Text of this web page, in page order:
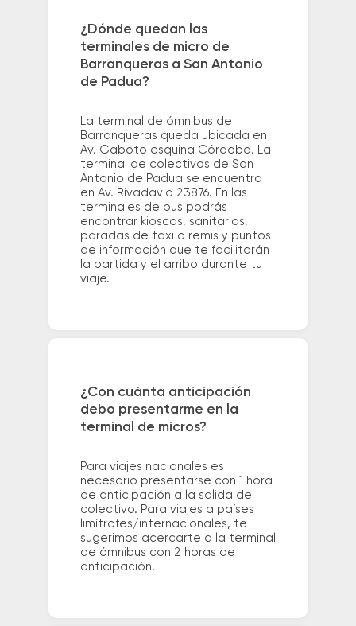
¿Dónde quedan las
terminales de micro de
Barranqueras a San Antonio
de Padua?
La terminal de ómnibus de
Barranqueras queda ubicada en
Av. Gaboto esquina Córdoba. La
terminal de colectivos de San
Antonio de Padua se encuentra
en Av. Rivadavia 23876. En las
terminales de bus podrás
encontrar kioscos, sanitarios,
paradas de taxi o remis y puntos
de información que te facilitarán
la partida y el arribo durante tu
viaje.
¿Con cuánta anticipación
debo presentarme en la
terminal de micros?
Para viajes nacionales es
necesario presentarse con 1 hora
de anticipación a la salida del
colectivo. Para viajes a países
limítrofes/internacionales, te
sugerimos acercarte a la terminal
de ómnibus con 2 horas de
anticipación.